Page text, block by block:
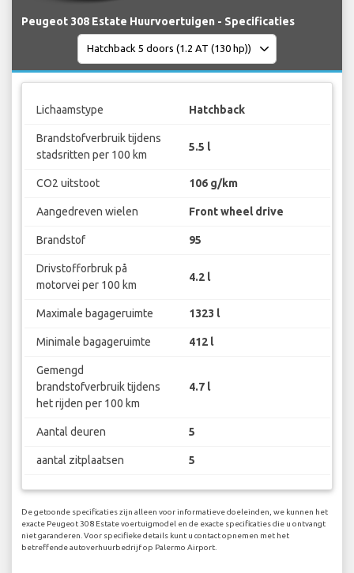
Peugeot 308 Estate Huurvoertuigen - Specificaties
Lichaamstype Hatchback
Brandstofverbruik tijdens
stadsritten per 100 km
5.5 l
CO2 uitstoot 106 g/km
Aangedreven wielen Front wheel drive
Brandstof 95
Drivstofforbruk på
motorvei per 100 km
4.2 l
Maximale bagageruimte 1323 l
Minimale bagageruimte 412 l
Gemengd
brandstofverbruik tijdens
het rijden per 100 km
4.7 l
Aantal deuren 5
aantal zitplaatsen 5
De getoonde specificaties zijn alleen voor informatieve doeleinden, we kunnen het
exacte Peugeot 308 Estate voertuigmodel en de exacte specificaties die u ontvangt
niet garanderen. Voor specifieke details kunt u contact opnemen met het
betreffende autoverhuurbedrijf op Palermo Airport.